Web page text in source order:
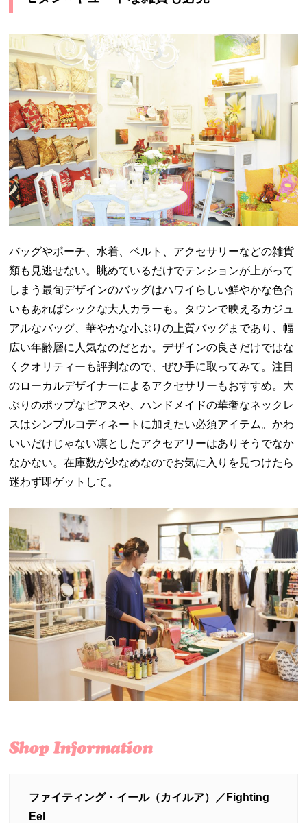
バッグやポーチ、水着、ベルト、アクセサリーなどの雑貨
類も見逃せない。眺めているだけでテンションが上がって
しまう最旬デザインのバッグはハワイらしい鮮やかな色合
いもあればシックな大人カラーも。タウンで映えるカジュ
アルなバッグ、華やかな小ぶりの上質バッグまであり、幅
広い年齢層に人気なのだとか。デザインの良さだけではな
くクオリティーも評判なので、ぜひ手に取ってみて。注目
のローカルデザイナーによるアクセサリーもおすすめ。大
ぶりのポップなピアスや、ハンドメイドの華奢なネックレ
スはシンプルコディネートに加えたい必須アイテム。かわ
いいだけじゃない凛としたアクセアリーはありそうでなか
なかない。在庫数が少なめなのでお気に入りを見つけたら
迷わず即ゲットして。
ファイティング・イール（カイルア）／Fighting
Eel